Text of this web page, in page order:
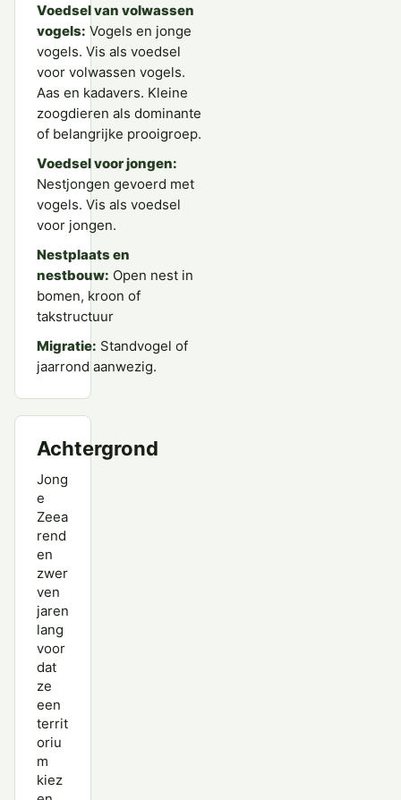
Voedsel van volwassen
vogels: Vogels en jonge
vogels. Vis als voedsel
voor volwassen vogels.
Aas en kadavers. Kleine
zoogdieren als dominante
of belangrijke prooigroep.
Voedsel voor jongen:
Nestjongen gevoerd met
vogels. Vis als voedsel
voor jongen.
Nestplaats en
nestbouw: Open nest in
bomen, kroon of
takstructuur
Migratie: Standvogel of
jaarrond aanwezig.
Achtergrond
Jong
e
Zeea
rend
en
zwer
ven
jaren
lang
voor
dat
ze
een
territ
oriu
m
kiez